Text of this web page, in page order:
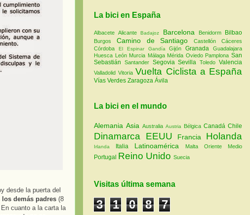
desde la puerta del
demás padres (8
cuanto a la carta la
La bici en España
AlbaceteAlicanteBadajoz Barcelona Benidorm Bilbao
Burgos Camino de SantiagoCastellónCáceres
Córdoba El Espinar GandíaGijónGranadaGuadalajara
Huesca León Murcia Málaga Mérida Oviedo PamplonaSan
Sebastián Santander SegoviaSevillaToledoValencia
ValladolidVitoria Vuelta Ciclista a España
Vías Verdes Zaragoza Ávila
La bici en el mundo
Alemania Asia Australia Austria Bélgica Canadá Chile
Dinamarca EEUU Francia Holanda
Irlanda Italia Latinoamérica Malta Oriente Medio
Portugal Reino Unido Suecia
Visitas última semana
3 1 0 8 7